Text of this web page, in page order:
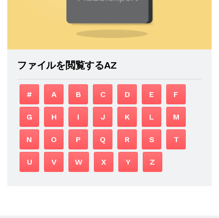
ファイルを閲覧するAZ
# A B C D E F
G H I J K L M
N O P Q R S T
U V W X Y Z